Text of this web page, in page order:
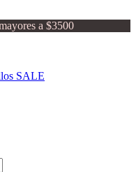
a $3500
SALE